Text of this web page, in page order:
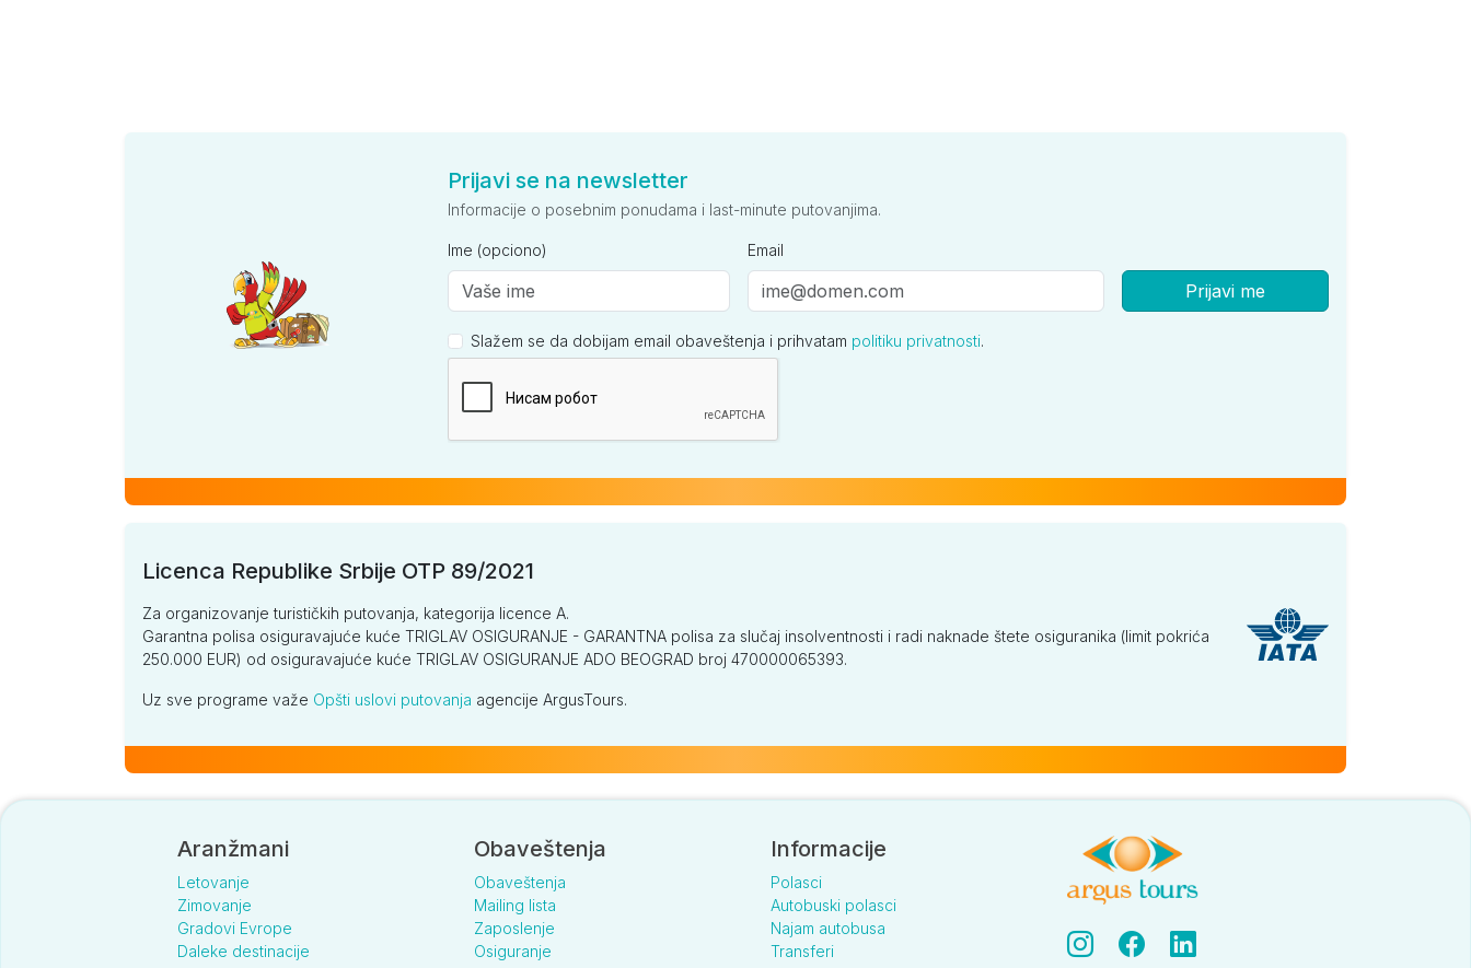
Prijavi se na newsletter
Informacije o posebnim ponudama i last-minute putovanjima.
Ime (opciono) Email
Prijavi me
Slažem se da dobijam email obaveštenja i prihvatam politiku privatnosti.
Licenca Republike Srbije OTP 89/2021
Za organizovanje turističkih putovanja, kategorija licence A.
Garantna polisa osiguravajuće kuće TRIGLAV OSIGURANJE - GARANTNA polisa za slučaj insolventnosti i radi naknade štete osiguranika (limit pokrića
250.000 EUR) od osiguravajuće kuće TRIGLAV OSIGURANJE ADO BEOGRAD broj 470000065393.
Uz sve programe važe Opšti uslovi putovanja agencije ArgusTours.
Aranžmani
Letovanje
Zimovanje
Gradovi Evrope
Daleke destinacije
Obaveštenja
Obaveštenja
Mailing lista
Zaposlenje
Osiguranje
Informacije
Polasci
Autobuski polasci
Najam autobusa
Transferi